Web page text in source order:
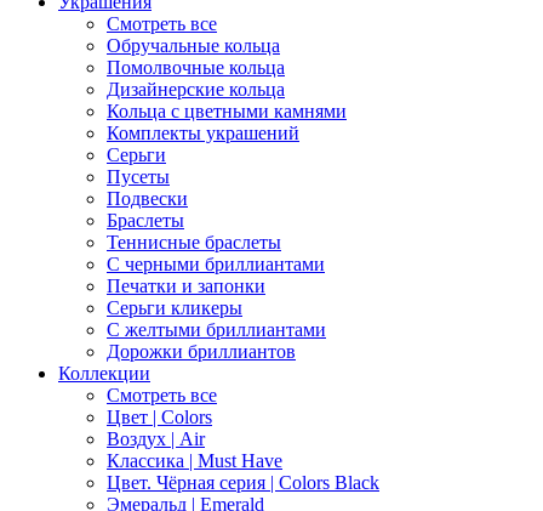
Смотреть все
Обручальные кольца
Помолвочные кольца
Дизайнерские кольца
Кольца с цветными камнями
Комплекты украшений
Серьги
Пусеты
Подвески
Браслеты
Теннисные браслеты
C черными бриллиантами
Печатки и запонки
Серьги кликеры
С желтыми бриллиантами
Дорожки бриллиантов
Коллекции
Смотреть все
Цвет | Colors
Воздух | Air
Классика | Must Have
Цвет. Чёрная серия | Colors Black
Эмеральд | Emerald